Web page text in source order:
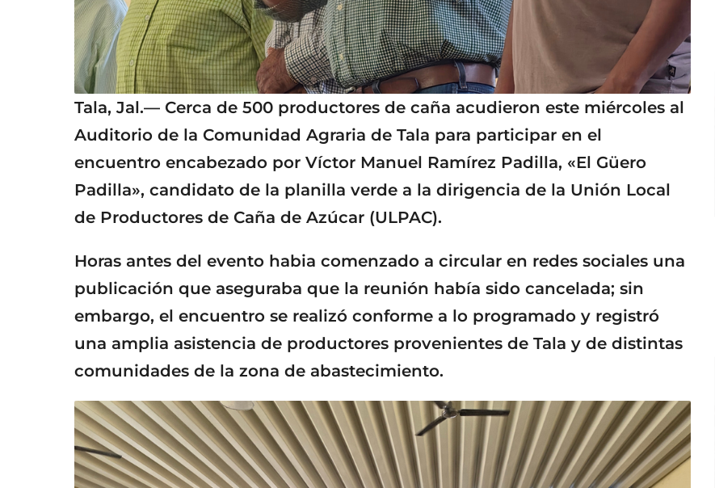
Tala, Jal.— Cerca de 500 productores de caña acudieron este miércoles al
Auditorio de la Comunidad Agraria de Tala para participar en el
encuentro encabezado por Víctor Manuel Ramírez Padilla, «El Güero
Padilla», candidato de la planilla verde a la dirigencia de la Unión Local
de Productores de Caña de Azúcar (ULPAC).
Horas antes del evento habia comenzado a circular en redes sociales una
publicación que aseguraba que la reunión había sido cancelada; sin
embargo, el encuentro se realizó conforme a lo programado y registró
una amplia asistencia de productores provenientes de Tala y de distintas
comunidades de la zona de abastecimiento.